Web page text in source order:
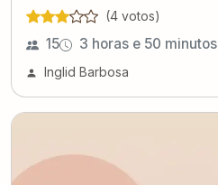
(4 votos)
15 3 horas e 50 minutos
Inglid Barbosa